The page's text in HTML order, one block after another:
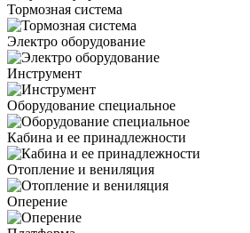
Тормозная система
Электро оборудование
Инструмент
Оборудование специальное
Кабина и ее принадлежности
Отопление и вениляция
Оперение